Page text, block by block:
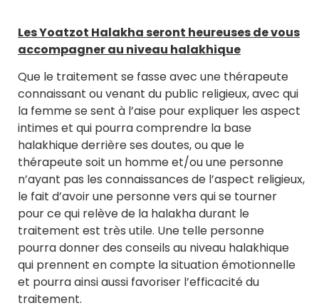
Les Yoatzot Halakha seront heureuses de vous
accompagner au niveau halakhique
Que le traitement se fasse avec une thérapeute
connaissant ou venant du public religieux, avec qui
la femme se sent à l’aise pour expliquer les aspect
intimes et qui pourra comprendre la base
halakhique derrière ses doutes, ou que le
thérapeute soit un homme et/ou une personne
n’ayant pas les connaissances de l’aspect religieux,
le fait d’avoir une personne vers qui se tourner
pour ce qui relève de la halakha durant le
traitement est très utile. Une telle personne
pourra donner des conseils au niveau halakhique
qui prennent en compte la situation émotionnelle
et pourra ainsi aussi favoriser l’efficacité du
traitement.